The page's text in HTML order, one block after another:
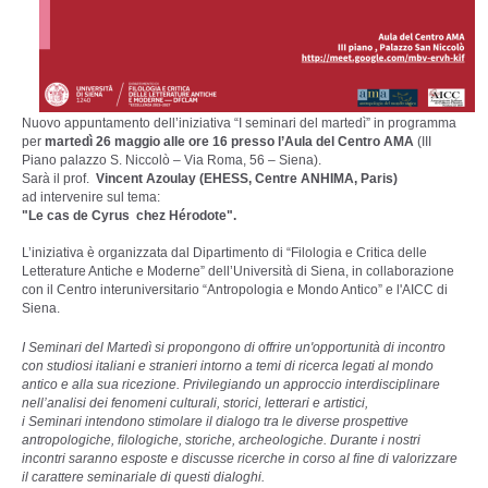
Nuovo appuntamento dell’iniziativa “I seminari del martedì” in programma
per martedì 26 maggio alle ore 16 presso l’Aula del Centro AMA (III
Piano palazzo S. Niccolò – Via Roma, 56 – Siena).
Sarà il prof. Vincent Azoulay (EHESS, Centre ANHIMA, Paris)
ad intervenire sul tema:
" Le cas de Cyrus chez Hérodote".
L’iniziativa è organizzata dal Dipartimento di “Filologia e Critica delle
Letterature Antiche e Moderne” dell’Università di Siena, in collaborazione
con il Centro interuniversitario “Antropologia e Mondo Antico” e l'AICC di
Siena.
I Seminari del Martedì si propongono di offrire un'opportunità di incontro
con studiosi italiani e stranieri intorno a temi di ricerca legati al mondo
antico e alla sua ricezione. Privilegiando un approccio interdisciplinare
nell’analisi dei fenomeni culturali, storici, letterari e artistici,
i Seminari intendono stimolare il dialogo tra le diverse prospettive
antropologiche, ﬁlologiche, storiche, archeologiche. Durante i nostri
incontri saranno esposte e discusse ricerche in corso al ﬁne di valorizzare
il carattere seminariale di questi dialoghi.